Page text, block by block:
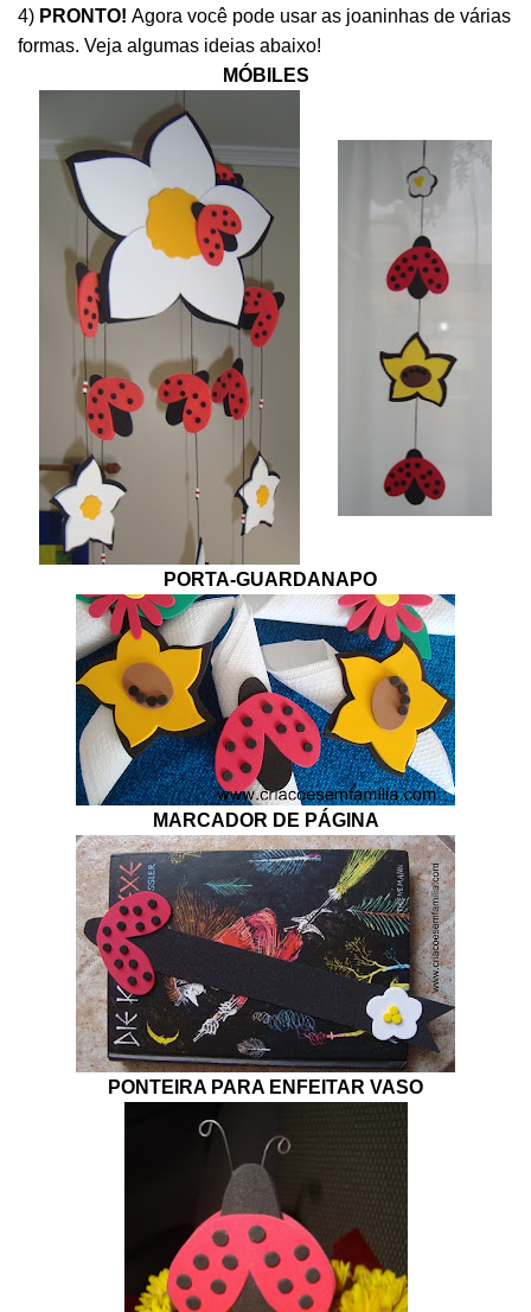
4) PRONTO! Agora você pode usar as joaninhas de várias
formas. Veja algumas ideias abaixo!
MÓBILES
PORTA-GUARDANAPO
MARCADOR DE PÁGINA
PONTEIRA PARA ENFEITAR VASO